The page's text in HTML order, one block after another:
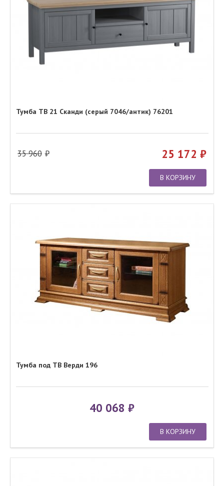
Тумба ТВ 21 Сканди (серый 7046/антик) 76201
35 960 25 172
В КОРЗИНУ
Тумба под ТВ Верди 196
40 068
В КОРЗИНУ